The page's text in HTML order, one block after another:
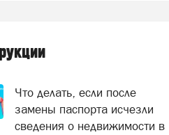
Что делать, если после
замены паспорта исчезли
сведения о недвижимости в